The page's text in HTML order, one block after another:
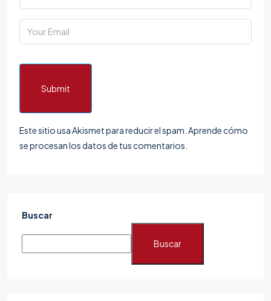
Submit
Este sitio usa Akismet para reducir el spam. Aprende cómo
se procesan los datos de tus comentarios.
Buscar
Buscar